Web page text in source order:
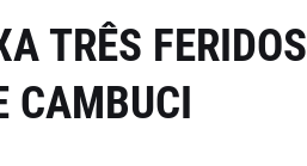
TRÊS FERIDOS
CAMBUCI